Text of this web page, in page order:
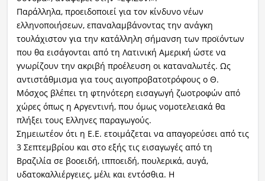
Παράλληλα, προειδοποιεί για τον κίνδυνο νέων
ελληνοποιήσεων, επαναλαμβάνοντας την ανάγκη
τουλάχιστον για την κατάλληλη σήμανση των προϊόντων
που θα εισάγονται από τη Λατινική Αμερική ώστε να
γνωρίζουν την ακριβή προέλευση οι καταναλωτές. Ως
αντιστάθμισμα για τους αιγοπροβατοτρόφους ο Θ.
Μόσχος βλέπει τη φτηνότερη εισαγωγή ζωοτροφών από
χώρες όπως η Αργεντινή, που όμως νομοτελειακά θα
πλήξει τους Ελληνες παραγωγούς.
Σημειωτέον ότι η Ε.Ε. ετοιμάζεται να απαγορεύσει από τις
3 Σεπτεμβρίου και στο εξής τις εισαγωγές από τη
Βραζιλία σε βοοειδή, ιπποειδή, πουλερικά, αυγά,
υδατοκαλλιέργειες, μέλι και εντόσθια. Η